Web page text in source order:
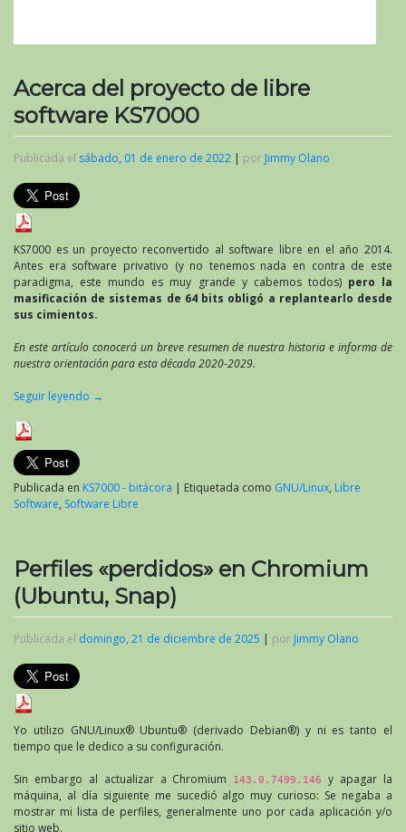
Acerca del proyecto de libre
software KS7000
Publicada el sábado, 01 de enero de 2022 | por Jimmy Olano
KS7000 es un proyecto reconvertido al software libre en el año 2014.
Antes era software privativo (y no tenemos nada en contra de este
paradigma, este mundo es muy grande y cabemos todos) pero la
masificación de sistemas de 64 bits obligó a replantearlo desde
sus cimientos.
En este artículo conocerá un breve resumen de nuestra historia e informa de
nuestra orientación para esta década 2020-2029.
Seguir leyendo →
Publicada en KS7000 - bitácora | Etiquetada como GNU/Linux, Libre
Software, Software Libre
Perfiles «perdidos» en Chromium
(Ubuntu, Snap)
Publicada el domingo, 21 de diciembre de 2025 | por Jimmy Olano
Yo utilizo GNU/Linux® Ubuntu® (derivado Debian®) y ni es tanto el
tiempo que le dedico a su configuración.
Sin embargo al actualizar a Chromium 143.0.7499.146
y apagar la
máquina, al día siguiente me sucedió algo muy curioso: Se negaba a
mostrar mi lista de perfiles, generalmente uno por cada aplicación y/o
sitio web.